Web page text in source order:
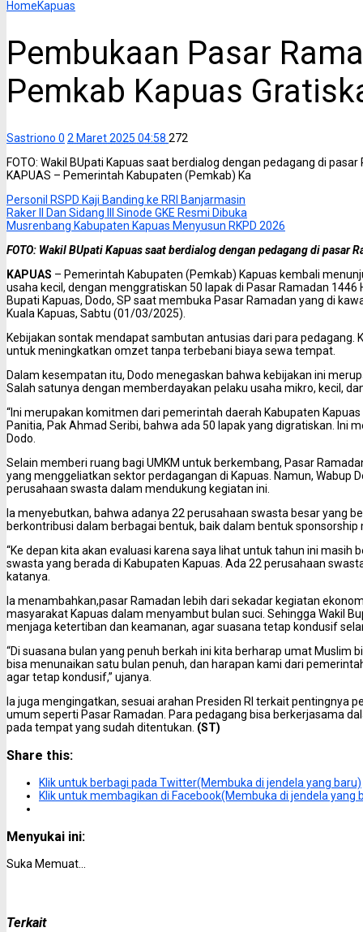
HomeKapuas
Pembukaan Pasar
Pemkab Kapuas
Sastriono 0 2 Maret 2025 04:58 272
FOTO: Wakil BUpati Kapuas saat berdialog dengan pedagang di
KAPUAS – Pemerintah Kabupaten (Pemkab) Ka
Personil RSPD Kaji Banding ke RRI Banjarmasin
Raker II Dan Sidang III Sinode GKE Resmi Dibuka
Musrenbang Kabupaten Kapuas Menyusun RKPD 2026
FOTO: Wakil BUpati Kapuas saat berdialog dengan pedagang di pasar
KAPUAS – Pemerintah Kabupaten (Pemkab) Kapuas kembali
usaha kecil, dengan menggratiskan 50 lapak di Pasar Ramadan
Bupati Kapuas, Dodo, SP saat membuka Pasar Ramadan yang di
Kuala Kapuas, Sabtu (01/03/2025).
Kebijakan sontak mendapat sambutan antusias dari para
untuk meningkatkan omzet tanpa terbebani biaya sewa tempat.
Dalam kesempatan itu, Dodo menegaskan bahwa kebijakan ini
Salah satunya dengan memberdayakan pelaku usaha mikro, kecil,
“Ini merupakan komitmen dari pemerintah daerah Kabupaten
Panitia, Pak Ahmad Seribi, bahwa ada 50 lapak yang digratiskan. Ini
Dodo.
Selain memberi ruang bagi UMKM untuk berkembang, Pasar
yang menggeliatkan sektor perdagangan di Kapuas. Namun, Wabup
perusahaan swasta dalam mendukung kegiatan ini.
Ia menyebutkan, bahwa adanya 22 perusahaan swasta besar yang
berkontribusi dalam berbagai bentuk, baik dalam bentuk
“Ke depan kita akan evaluasi karena saya lihat untuk tahun ini
swasta yang berada di Kabupaten Kapuas. Ada 22 perusahaan
katanya.
Ia menambahkan,pasar Ramadan lebih dari sekadar kegiatan
masyarakat Kapuas dalam menyambut bulan suci. Sehingga Wakil
menjaga ketertiban dan keamanan, agar suasana tetap kondusif
“Di suasana bulan yang penuh berkah ini kita berharap umat Muslim
bisa menunaikan satu bulan penuh, dan harapan kami dari
agar tetap kondusif,” ujanya.
Ia juga mengingatkan, sesuai arahan Presiden RI terkait
umum seperti Pasar Ramadan. Para pedagang bisa berkerjasama
pada tempat yang sudah ditentukan. (ST)
Share this:
Klik untuk berbagi pada Twitter(Membuka di jendela yang baru)
Klik untuk membagikan di Facebook(Membuka di jendela yang
Menyukai ini:
Suka Memuat...
Terkait